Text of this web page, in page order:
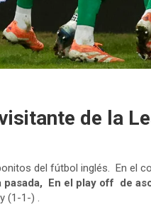
de la
del fútbol inglés. En el
pasada, En el play off de
(1-1-) .